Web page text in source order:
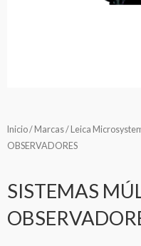
Inicio/ Marcas/ Leica
OBSERVADORES
SISTEMAS